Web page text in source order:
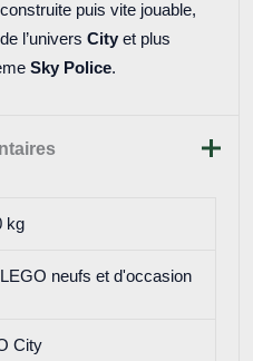
puis vite jouable,
l’univers Cityet plus
Sky Police.
kg
neufs et d'occasion
City